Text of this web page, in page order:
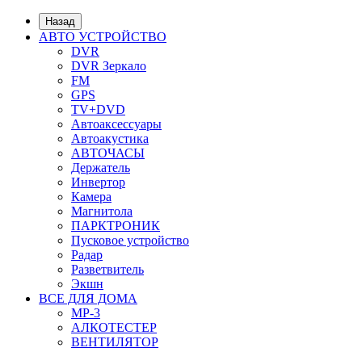
Назад
АВТО УСТРОЙСТВО
DVR
DVR Зеркало
FM
GPS
TV+DVD
Автоаксессуары
Автоакустика
АВТОЧАСЫ
Держатель
Инвертор
Камера
Магнитола
ПАРКТРОНИК
Пусковое устройство
Радар
Разветвитель
Экшн
ВСЕ ДЛЯ ДОМА
MP-3
АЛКОТЕСТЕР
ВЕНТИЛЯТОР